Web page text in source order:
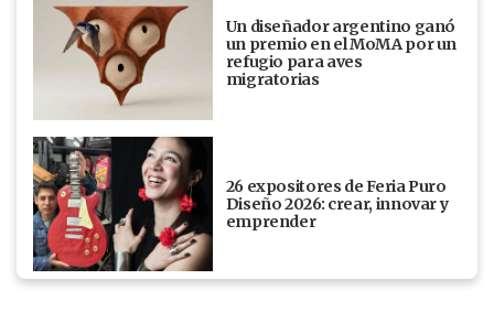
Un diseñador argentino ganó
un premio en el MoMA por un
refugio para aves
migratorias
26 expositores de Feria Puro
Diseño 2026: crear, innovar y
emprender